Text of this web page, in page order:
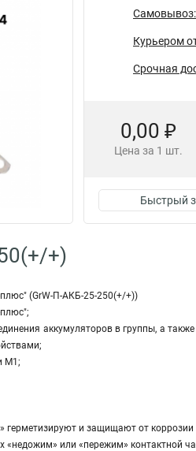
Самовывоз:
Курьером
Срочная
0,00 ₽
Цена за 1 шт.
Быстрый
+)
(GrW-П-АКБ-25-250(+/+))
аккумуляторов в группы, а
М1;
и защищают от коррозии
или «пережим» контактной